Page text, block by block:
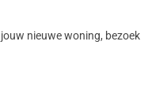
nieuwe woning, bezoek